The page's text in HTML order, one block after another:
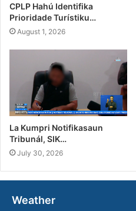
CPLP Hahú Identifika
Prioridade Turístiku…
August 1, 2026
La Kumpri Notifikasaun
Tribunál, SIK…
July 30, 2026
Weather